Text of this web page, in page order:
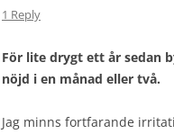
1 Reply
För lite drygt ett år sedan
nöjd i en månad eller två.
Jag minns fortfarande